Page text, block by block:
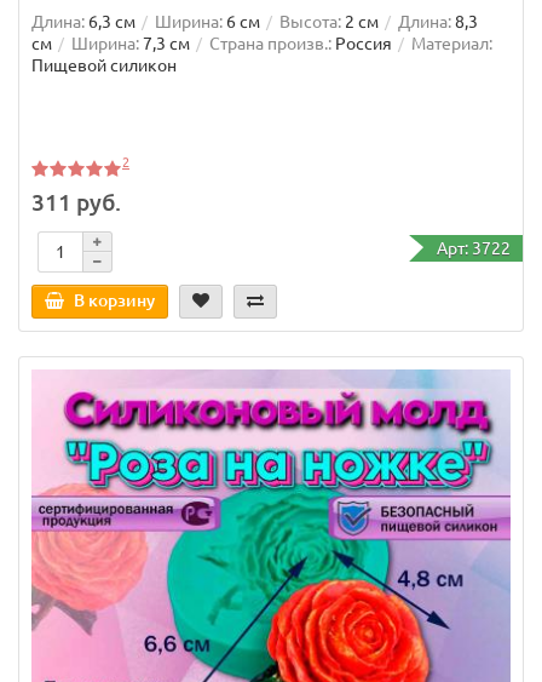
Длина: 6,3 см Ширина: 6 см Высота: 2 см Длина:8,3
см
Ширина:7,3 см Страна произв.: Россия
Материал:
Пищевой силикон
2
311 руб.
Арт: 3722
В корзину